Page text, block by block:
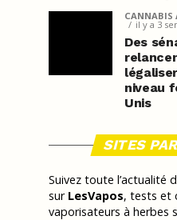
CANNABIS
il y a 3
Des
niveau
Unis
SITES
Suivez toute l’actualité
sur LesVapos, tests et
vaporisateurs à herbes